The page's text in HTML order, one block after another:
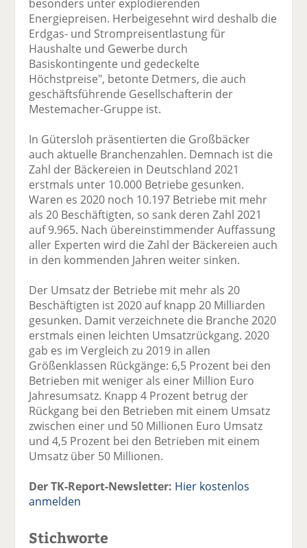
besonders unter explodierenden
Energiepreisen. Herbeigesehnt wird deshalb die
Erdgas- und Strompreisentlastung für
Haushalte und Gewerbe durch
Basiskontingente und gedeckelte
Höchstpreise", betonte Detmers, die auch
geschäftsführende Gesellschafterin der
Mestemacher-Gruppe ist.
In Gütersloh präsentierten die Großbäcker
auch aktuelle Branchenzahlen. Demnach ist die
Zahl der Bäckereien in Deutschland 2021
erstmals unter 10.000 Betriebe gesunken.
Waren es 2020 noch 10.197 Betriebe mit mehr
als 20 Beschäftigten, so sank deren Zahl 2021
auf 9.965. Nach übereinstimmender Auffassung
aller Experten wird die Zahl der Bäckereien auch
in den kommenden Jahren weiter sinken.
Der Umsatz der Betriebe mit mehr als 20
Beschäftigten ist 2020 auf knapp 20 Milliarden
gesunken. Damit verzeichnete die Branche 2020
erstmals einen leichten Umsatzrückgang. 2020
gab es im Vergleich zu 2019 in allen
Größenklassen Rückgänge: 6,5 Prozent bei den
Betrieben mit weniger als einer Million Euro
Jahresumsatz. Knapp 4 Prozent betrug der
Rückgang bei den Betrieben mit einem Umsatz
zwischen einer und 50 Millionen Euro Umsatz
und 4,5 Prozent bei den Betrieben mit einem
Umsatz über 50 Millionen.
Der TK-Report-Newsletter: Hier kostenlos
anmelden
Stichworte